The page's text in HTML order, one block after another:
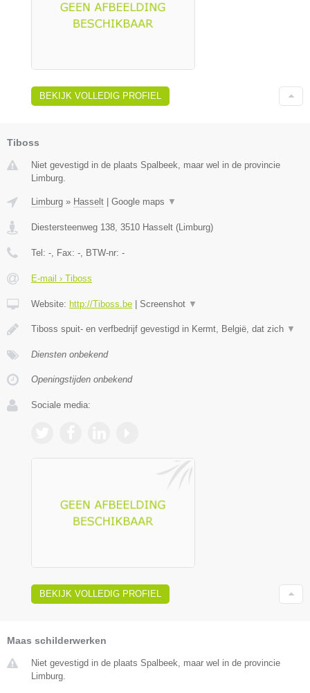
BEKIJK VOLLEDIG PROFIEL
Tiboss
Niet gevestigd in de plaats Spalbeek, maar wel in de provincie
Limburg.
Limburg » Hasselt Google maps ▼
Diestersteenweg 138, 3510 Hasselt (Limburg)
Tel: -, Fax: -, BTW-nr: -
E-mail › Tiboss
Website: http://Tiboss.be Screenshot ▼
Tiboss spuit- en verfbedrijf gevestigd in Kermt, België, dat zich ▼
Diensten onbekend
Openingstijden onbekend
Sociale media:
BEKIJK VOLLEDIG PROFIEL
Maas schilderwerken
Niet gevestigd in de plaats Spalbeek, maar wel in de provincie
Limburg.